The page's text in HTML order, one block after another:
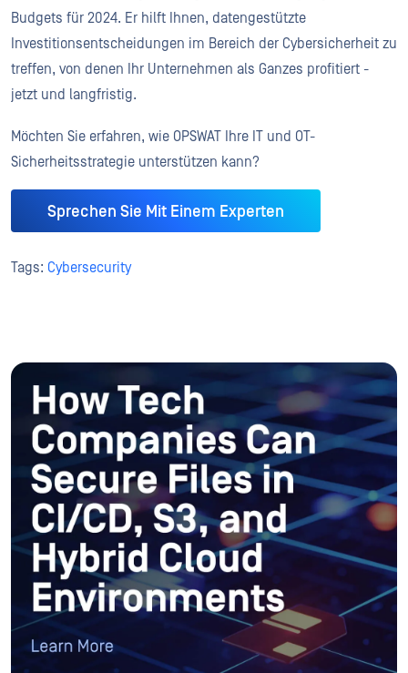
Budgets für 2024. Er hilft Ihnen, datengestützte
Investitionsentscheidungen im Bereich der Cybersicherheit zu
treffen, von denen Ihr Unternehmen als Ganzes profitiert -
jetzt und langfristig.
Möchten Sie erfahren, wie OPSWAT Ihre IT und OT-
Sicherheitsstrategie unterstützen kann?
Sprechen Sie Mit Einem Experten
Tags: Cybersecurity